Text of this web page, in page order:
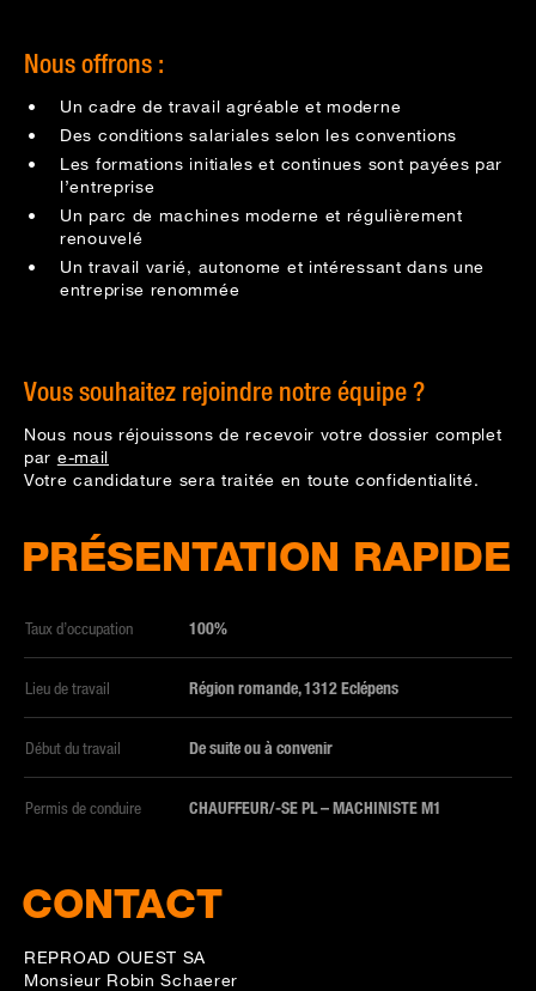
Nous offrons :
Un cadre de travail agréable et moderne
Des conditions salariales selon les conventions
Les formations initiales et continues sont payées par
l’entreprise
Un parc de machines moderne et régulièrement
renouvelé
Un travail varié, autonome et intéressant dans une
entreprise renommée
Vous souhaitez rejoindre notre équipe ?
Nous nous réjouissons de recevoir votre dossier complet
par e-mail
Votre candidature sera traitée en toute confidentialité.
PRÉSENTATION RAPIDE
Taux d’occupation 100%
Lieu de travail Région romande, 1312 Eclépens
Début du travail De suite ou à convenir
Permis de conduire CHAUFFEUR/-SE PL – MACHINISTE M1
CONTACT
REPROAD OUEST SA
Monsieur Robin Schaerer